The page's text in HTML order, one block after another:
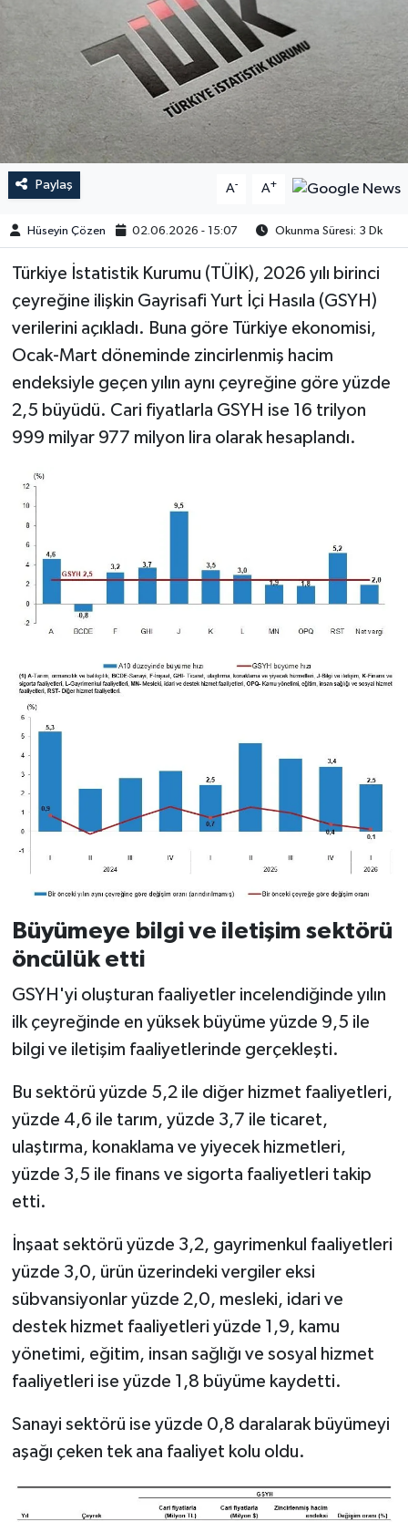
Paylaş A- A+
Hüseyin Çözen 02.06.2026 - 15:07 Okunma Süresi: 3 Dk
​​​​​​Türkiye İstatistik Kurumu (TÜİK), 2026 yılı birinci
çeyreğine ilişkin Gayrisafi Yurt İçi Hasıla (GSYH)
verilerini açıkladı. Buna göre Türkiye ekonomisi,
Ocak-Mart döneminde zincirlenmiş hacim
endeksiyle geçen yılın aynı çeyreğine göre yüzde
2,5 büyüdü. Cari fiyatlarla GSYH ise 16 trilyon
999 milyar 977 milyon lira olarak hesaplandı.
Büyümeye bilgi ve iletişim sektörü
öncülük etti
GSYH'yi oluşturan faaliyetler incelendiğinde yılın
ilk çeyreğinde en yüksek büyüme yüzde 9,5 ile
bilgi ve iletişim faaliyetlerinde gerçekleşti.
Bu sektörü yüzde 5,2 ile diğer hizmet faaliyetleri,
yüzde 4,6 ile tarım, yüzde 3,7 ile ticaret,
ulaştırma, konaklama ve yiyecek hizmetleri,
yüzde 3,5 ile finans ve sigorta faaliyetleri takip
etti.
İnşaat sektörü yüzde 3,2, gayrimenkul faaliyetleri
yüzde 3,0, ürün üzerindeki vergiler eksi
sübvansiyonlar yüzde 2,0, mesleki, idari ve
destek hizmet faaliyetleri yüzde 1,9, kamu
yönetimi, eğitim, insan sağlığı ve sosyal hizmet
faaliyetleri ise yüzde 1,8 büyüme kaydetti.
Sanayi sektörü ise yüzde 0,8 daralarak büyümeyi
aşağı çeken tek ana faaliyet kolu oldu.